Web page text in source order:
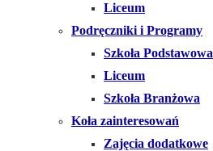
Liceum
Podręczniki i Programy
Szkoła Podstawowa
Liceum
Szkoła Branżowa
Koła zainteresowań
Zajęcia dodatkowe